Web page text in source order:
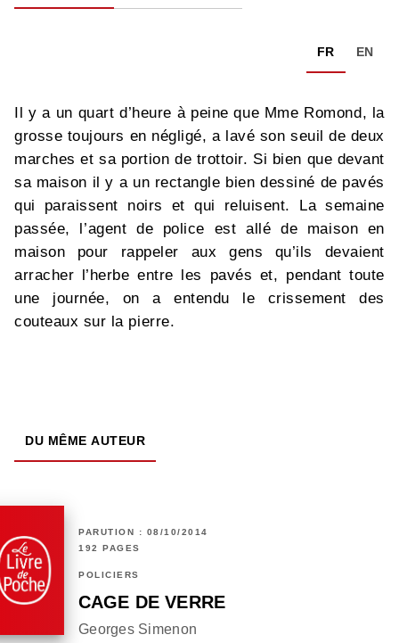
FR EN
Il y a un quart d’heure à peine que Mme Romond, la
grosse toujours en négligé, a lavé son seuil de deux
marches et sa portion de trottoir. Si bien que devant
sa maison il y a un rectangle bien dessiné de pavés
qui paraissent noirs et qui reluisent. La semaine
passée, l’agent de police est allé de maison en
maison pour rappeler aux gens qu’ils devaient
arracher l’herbe entre les pavés et, pendant toute
une journée, on a entendu le crissement des
couteaux sur la pierre.
DU MÊME AUTEUR
PARUTION : 08/10/2014
192 PAGES
POLICIERS
CAGE DE VERRE
Georges Simenon